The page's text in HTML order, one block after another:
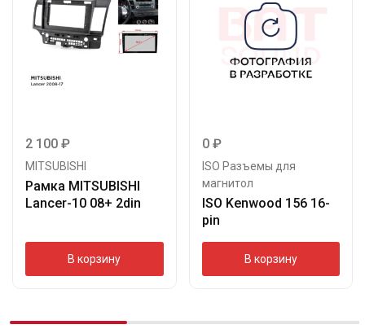
2 100 ₽
MITSUBISHI
Рамка MITSUBISHI
Lancer-10 08+ 2din
В корзину
0 ₽
ISO Разъемы для
магнитол
ISO Kenwood 156 16-
pin
В корзину